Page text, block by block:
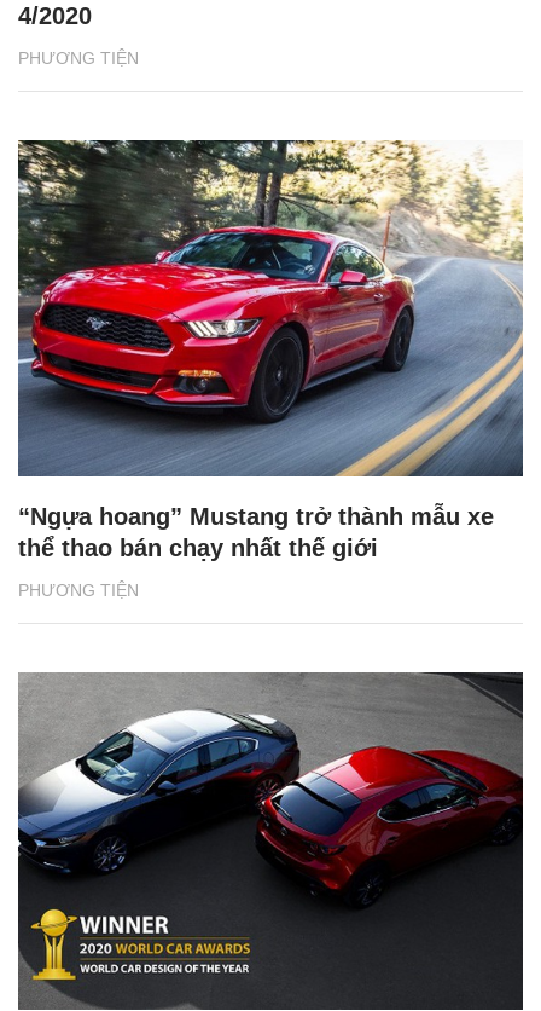
PHƯƠNG TIỆN
4/2020
PHƯƠNG TIỆN
“Ngựa hoang” Mustang trở thành mẫu xe
thể thao bán chạy nhất thế giới